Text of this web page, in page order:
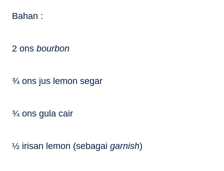
Bahan :
2 ons bourbon
¾ ons jus lemon segar
¾ ons gula cair
½ irisan lemon (sebagai garnish)